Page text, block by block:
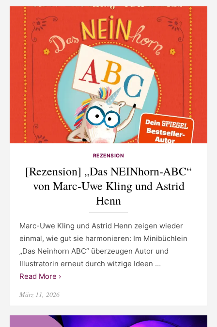
REZENSION
[Rezension] „Das NEINhorn-ABC“
von Marc-Uwe Kling und Astrid
Henn
Marc-Uwe Kling und Astrid Henn zeigen wieder
einmal, wie gut sie harmonieren: Im Minibüchlein
„Das Neinhorn ABC“ überzeugen Autor und
Illustratorin erneut durch witzige Ideen …
Read More ›
Posted
März 11, 2026